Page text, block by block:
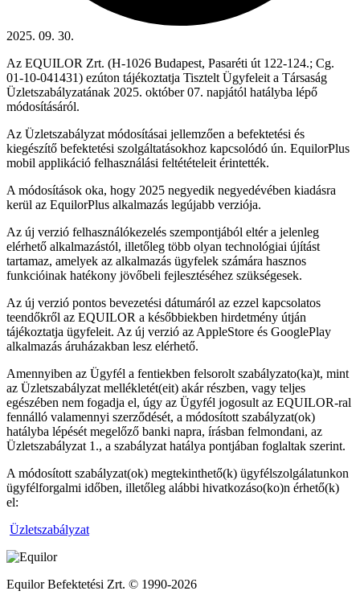
2025. 09. 30.
Az EQUILOR Zrt. (H-1026 Budapest, Pasaréti út 122-124.; Cg.
01-10-041431) ezúton tájékoztatja Tisztelt Ügyfeleit a Társaság
Üzletszabályzatának 2025. október 07. napjától hatályba lépő
módosításáról.
Az Üzletszabályzat módosításai jellemzően a befektetési és
kiegészítő befektetési szolgáltatásokhoz kapcsolódó ún. EquilorPlus
mobil applikáció felhasználási feltétételeit érintették.
A módosítások oka, hogy 2025 negyedik negyedévében kiadásra
kerül az EquilorPlus alkalmazás legújabb verziója.
Az új verzió felhasználókezelés szempontjából eltér a jelenleg
elérhető alkalmazástól, illetőleg több olyan technológiai újítást
tartamaz, amelyek az alkalmazás ügyfelek számára hasznos
funkcióinak hatékony jövőbeli fejlesztéséhez szükségesek.
Az új verzió pontos bevezetési dátumáról az ezzel kapcsolatos
teendőkről az EQUILOR a későbbiekben hirdetmény útján
tájékoztatja ügyfeleit. Az új verzió az AppleStore és GooglePlay
alkalmazás áruházakban lesz elérhető.
Amennyiben az Ügyfél a fentiekben felsorolt szabályzato(ka)t, mint
az Üzletszabályzat mellékletét(eit) akár részben, vagy teljes
egészében nem fogadja el, úgy az Ügyfél jogosult az EQUILOR-ral
fennálló valamennyi szerződését, a módosított szabályzat(ok)
hatályba lépését megelőző banki napra, írásban felmondani, az
Üzletszabályzat 1., a szabályzat hatálya pontjában foglaltak szerint.
A módosított szabályzat(ok) megtekinthető(k) ügyfélszolgálatunkon
ügyfélforgalmi időben, illetőleg alábbi hivatkozáso(ko)n érhető(k)
el:
Üzletszabályzat
Equilor Befektetési Zrt. © 1990-2026